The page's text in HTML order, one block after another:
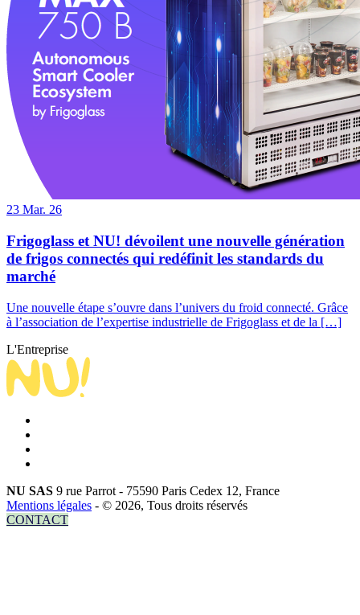
23 Mar. 26
Frigoglass et NU! dévoilent une nouvelle génération
de frigos connectés qui redéfinit les standards du
marché
Une nouvelle étape s’ouvre dans l’univers du froid connecté. Grâce
à l’association de l’expertise industrielle de Frigoglass et de la […]
L'Entreprise
NU SAS 9 rue Parrot - 75590 Paris Cedex 12, France
Mentions légales - © 2026, Tous droits réservés
CONTACT